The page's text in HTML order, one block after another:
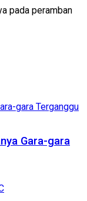
pada peramban
Gara-gara